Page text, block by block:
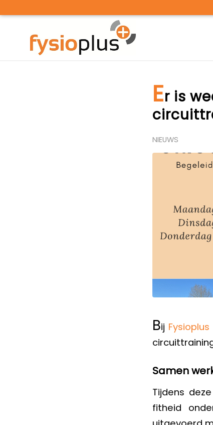
Er is
NIEUWS
Bij Fysioplus
Samen
Tijdens
fitheid